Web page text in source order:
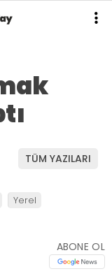
TÜM YAZILARI
Yerel
ABONE OL